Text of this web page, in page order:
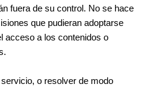
fuera de su control. No se hace
que pudieran adoptarse
acceso a los contenidos o
o resolver de modo